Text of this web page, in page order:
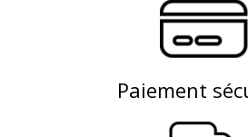
Paiement